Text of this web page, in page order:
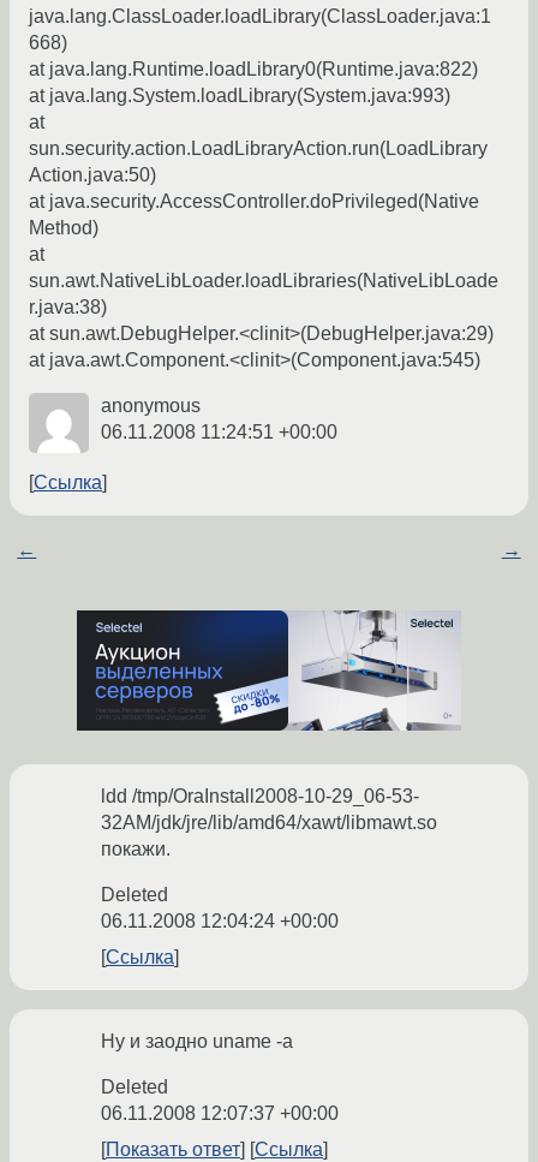
java.lang.ClassLoader.loadLibrary(ClassLoader.java:1
668)
at java.lang.Runtime.loadLibrary0(Runtime.java:822)
at java.lang.System.loadLibrary(System.java:993)
at
sun.security.action.LoadLibraryAction.run(LoadLibrary
Action.java:50)
at java.security.AccessController.doPrivileged(Native
Method)
at
sun.awt.NativeLibLoader.loadLibraries(NativeLibLoade
r.java:38)
at sun.awt.DebugHelper.<clinit>(DebugHelper.java:29)
at java.awt.Component.<clinit>(Component.java:545)
anonymous
06.11.2008 11:24:51 +00:00
Ссылка
← →
ldd /tmp/OraInstall2008-10-29_06-53-
32AM/jdk/jre/lib/amd64/xawt/libmawt.so
покажи.
Deleted
06.11.2008 12:04:24 +00:00
Ссылка
Ну и заодно uname -a
Deleted
06.11.2008 12:07:37 +00:00
Показать ответ
Ссылка